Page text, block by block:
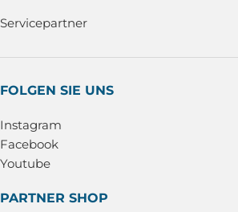
Servicepartner
FOLGEN SIE UNS
Instagram
Facebook
Youtube
PARTNER SHOP